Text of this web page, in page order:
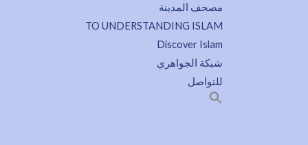
مصحف المدينة
TO UNDERSTANDING ISLAM
Discover Islam
شبكة الجواهري
للتواصل
Search